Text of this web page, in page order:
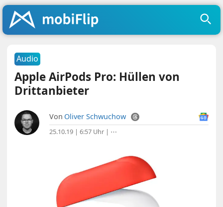
Audio
Apple AirPods Pro: Hüllen von
Drittanbieter
Von Oliver Schwuchow
25.10.19 | 6:57 Uhr | ⋯